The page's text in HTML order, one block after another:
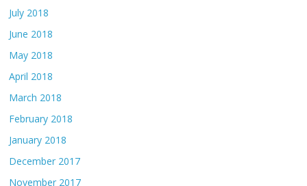
July 2018
June 2018
May 2018
April 2018
March 2018
February 2018
January 2018
December 2017
November 2017